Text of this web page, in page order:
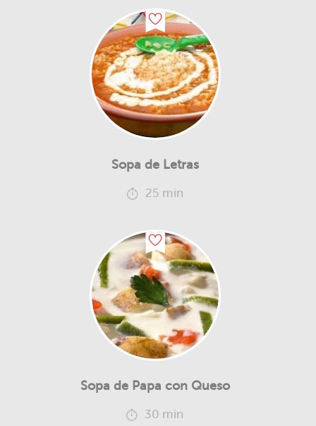
Sopa de Letras
25 min
Sopa de Papa con Queso
30 min